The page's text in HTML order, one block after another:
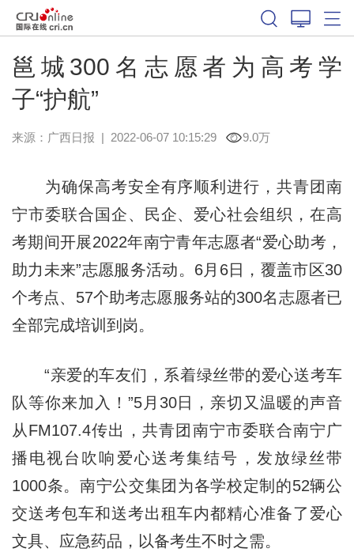
邕城300名志愿者为高考学
子“护航”
来源： 广西日报 | 2022-06-07 10:15:29 9.0万
为确保高考安全有序顺利进行，共青团南
宁市委联合国企、民企、爱心社会组织，在高
考期间开展2022年南宁青年志愿者“爱心助考，
助力未来”志愿服务活动。6月6日，覆盖市区30
个考点、57个助考志愿服务站的300名志愿者已
全部完成培训到岗。
“亲爱的车友们，系着绿丝带的爱心送考车
队等你来加入！”5月30日，亲切又温暖的声音
从FM107.4传出，共青团南宁市委联合南宁广
播电视台吹响爱心送考集结号，发放绿丝带
1000条。南宁公交集团为各学校定制的52辆公
交送考包车和送考出租车内都精心准备了爱心
文具、应急药品，以备考生不时之需。